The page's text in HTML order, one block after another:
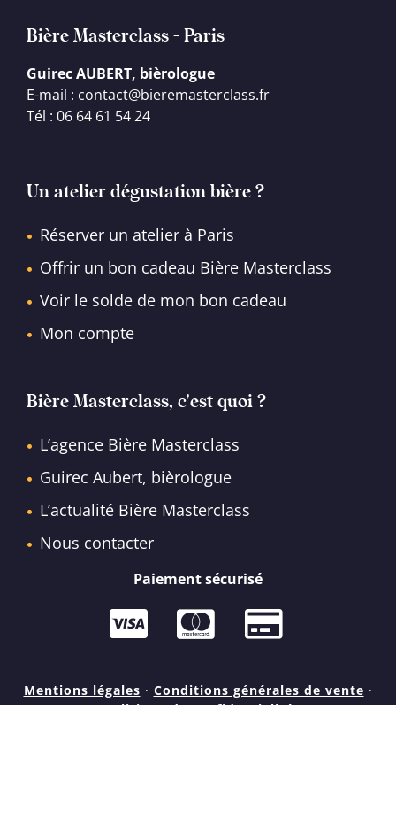
Bière Masterclass - Paris
Guirec AUBERT, bièrologue
E-mail : contact@bieremasterclass.fr
Tél : 06 64 61 54 24
Un atelier dégustation bière ?
Réserver un atelier à Paris
Offrir un bon cadeau Bière Masterclass
Voir le solde de mon bon cadeau
Mon compte
Bière Masterclass, c'est quoi ?
L’agence Bière Masterclass
Guirec Aubert, bièrologue
L’actualité Bière Masterclass
Nous contacter
Paiement sécurisé
Mentions légales · Conditions générales de vente ·
Politique de confidentialité